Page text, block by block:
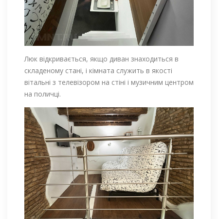
Люк відкривається, якщо диван знаходиться в
складеному стані, і кімната служить в якості
вітальні з телевізором на стіні і музичним центром
на поличці.